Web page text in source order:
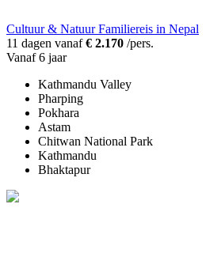
Cultuur & Natuur Familiereis in Nepal
11 dagen vanaf€ 2.170 /pers.
Vanaf 6 jaar
Kathmandu Valley
Pharping
Pokhara
Astam
Chitwan National Park
Kathmandu
Bhaktapur